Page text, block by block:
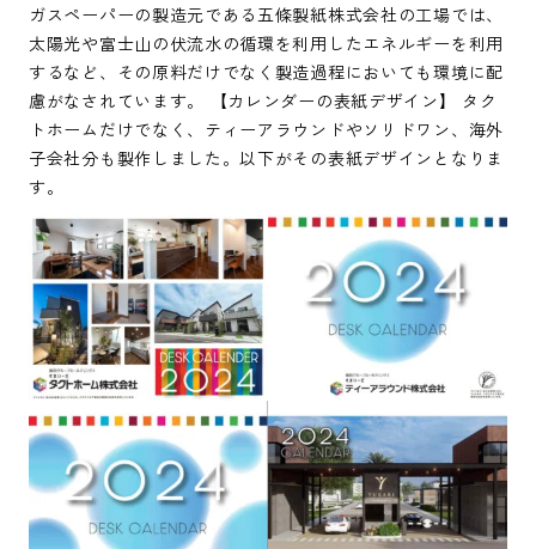
ガスペーパーの製造元である五條製紙株式会社の工場では、
太陽光や富士山の伏流水の循環を利用したエネルギーを利用
するなど、その原料だけでなく製造過程においても環境に配
慮がなされています。 【カレンダーの表紙デザイン】 タク
トホームだけでなく、ティーアラウンドやソリドワン、海外
子会社分も製作しました。以下がその表紙デザインとなりま
す。